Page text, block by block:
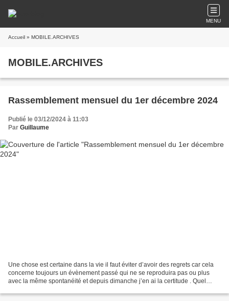
MENU
Accueil » MOBILE.ARCHIVES
MOBILE.ARCHIVES
Rassemblement mensuel du 1er décembre 2024
Publié le 03/12/2024 à 11:03
Par Guillaume
Une chose est certaine dans la vie il faut éviter d’avoir des regrets car cela
concerne toujours un évènement passé qui ne se reproduira pas ou plus
avec la même spontanéité et depuis dimanche j’en ai la certitude . Quel